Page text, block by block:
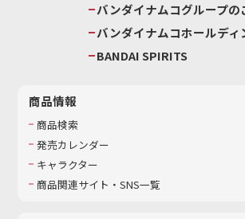
バンダイナムコグループの
バンダイナムコホールディ
BANDAI SPIRITS
商品情報
商品検索
発売カレンダー
キャラクター
商品関連サイト・SNS一覧